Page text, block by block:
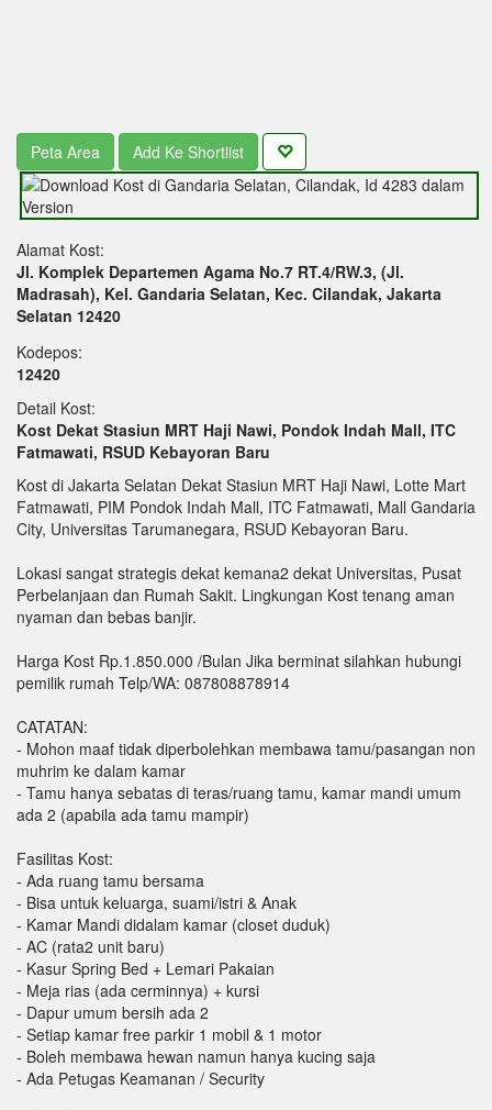
Peta Area Add Ke Shortlist
Alamat Kost:
Jl. Komplek Departemen Agama No.7 RT.4/RW.3, (Jl.
Madrasah), Kel. Gandaria Selatan, Kec. Cilandak, Jakarta
Selatan 12420
Kodepos:
12420
Detail Kost:
Kost Dekat Stasiun MRT Haji Nawi, Pondok Indah Mall, ITC
Fatmawati, RSUD Kebayoran Baru
Kost di Jakarta Selatan Dekat Stasiun MRT Haji Nawi, Lotte Mart
Fatmawati, PIM Pondok Indah Mall, ITC Fatmawati, Mall Gandaria
City, Universitas Tarumanegara, RSUD Kebayoran Baru.
Lokasi sangat strategis dekat kemana2 dekat Universitas, Pusat
Perbelanjaan dan Rumah Sakit. Lingkungan Kost tenang aman
nyaman dan bebas banjir.
Harga Kost Rp.1.850.000 /Bulan Jika berminat silahkan hubungi
pemilik rumah Telp/WA: 087808878914
CATATAN:
- Mohon maaf tidak diperbolehkan membawa tamu/pasangan non
muhrim ke dalam kamar
- Tamu hanya sebatas di teras/ruang tamu, kamar mandi umum
ada 2 (apabila ada tamu mampir)
Fasilitas Kost:
- Ada ruang tamu bersama
- Bisa untuk keluarga, suami/istri & Anak
- Kamar Mandi didalam kamar (closet duduk)
- AC (rata2 unit baru)
- Kasur Spring Bed + Lemari Pakaian
- Meja rias (ada cerminnya) + kursi
- Dapur umum bersih ada 2
- Setiap kamar free parkir 1 mobil & 1 motor
- Boleh membawa hewan namun hanya kucing saja
- Ada Petugas Keamanan / Security